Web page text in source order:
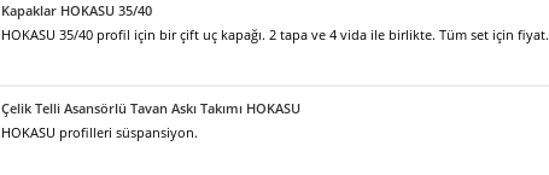
Kapaklar HOKASU 35/40
HOKASU 35/40 profil için bir çift uç kapağı. 2 tapa ve 4 vida ile birlikte. Tüm set için fiyat.
Çelik Telli Asansörlü Tavan Askı Takımı HOKASU
HOKASU profilleri süspansiyon.